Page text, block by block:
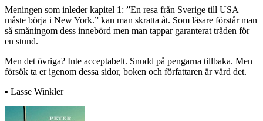
Det handlar om ordval, valörer, felaktiga val av prepositioner,
felaktig meningsuppbyggnad, missar i översättningar och delvis
dålig redigering. Mycket hänför åtminstone jag till
dagstidningsjournalistikens ibland vårdslösa generaliseringar. Men
journalistens egen röst.
måste börja i New York.” kan man skratta åt. Som läsare förstår man
så småningom dess innebörd men man tappar garanterat tråden för
en stund.